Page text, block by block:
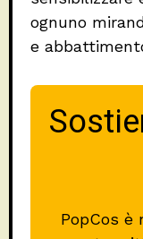
ognuno
e
PopCos è